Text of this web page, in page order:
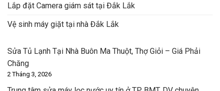
Lắp đặt Camera giám sát tại Đắk Lắk
Vệ sinh máy giặt tại nhà Đắk Lắk
Sửa Tủ Lạnh Tại Nhà Buôn Ma Thuột, Thợ Giỏi – Giá Phải
Chăng
2 Tháng 3, 2026